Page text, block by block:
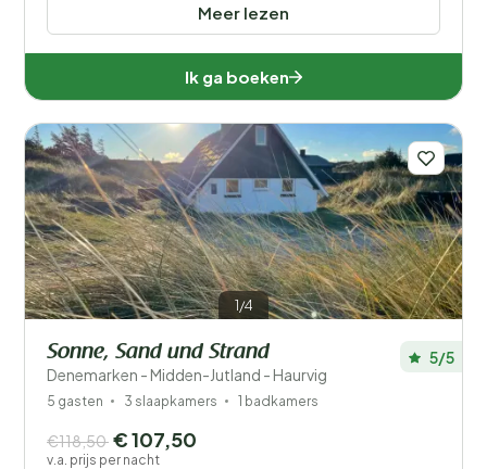
Meer lezen
Ik ga boeken
1/4
Sonne, Sand und Strand
Denemarken - Midden-Jutland - Haurvig
5/5
5 gasten 3 slaapkamers 1 badkamers
€118,50 € 107,50
v.a. prijs per nacht